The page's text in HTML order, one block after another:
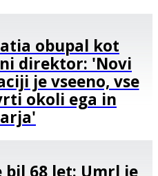
obupal kot
direktor: 'Novi
je vseeno, vse
okoli ega in